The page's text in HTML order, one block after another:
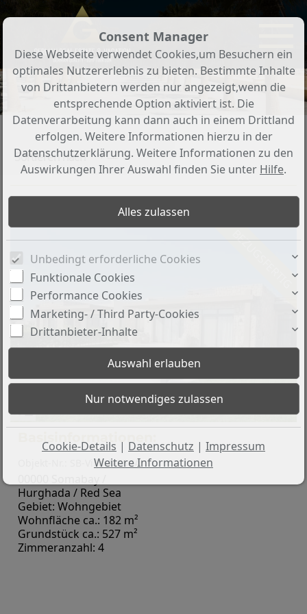
Sortieren nach PLZ ↑
Exklusive Stand-Alone Villa in Somabay - MESCA - 1. Meeresreihe
16
BEZUGSFERTIG
Objekt-Nr.: SB-Villa_MESCA
Hurghada / Red Sea
Gebiet: Wohngebiet
Preis: 1.200.000 €
Wohnfläche ca.: 182 m²
Grundstück ca.: 527 m²
Zimmeranzahl: 4
Consent Manager
Diese Webseite verwendet Cookies,um Besuchern ein
optimales Nutzererlebnis zu bieten. Bestimmte Inhalte
von Drittanbietern werden nur angezeigt,wenn die
entsprechende Option aktiviert ist. Die
Datenverarbeitung kann dann auch in einem Drittland
erfolgen. Weitere Informationen hierzu in der
Datenschutzerklärung. Weitere Informationen zu den
Auswirkungen Ihrer Auswahl finden Sie unter Hilfe.
Unbedingt erforderliche Cookies
Funktionale Cookies
Performance Cookies
Marketing- / Third Party-Cookies
Drittanbieter-Inhalte
Cookie-Details | Datenschutz | Impressum
Weitere Informationen